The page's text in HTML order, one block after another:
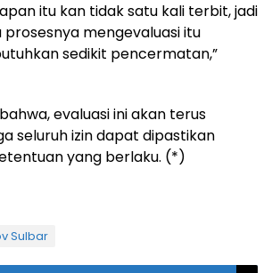
itu kan tidak satu kali terbit, jadi
mengevaluasi itu
sedikit pencermatan,”
evaluasi ini akan terus
seluruh izin dapat dipastikan
yang berlaku. (*)
Sulbar